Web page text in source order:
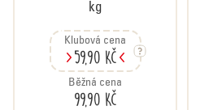
kg
Klubová cena
59,90 Kč
Běžná cena
99,90 Kč